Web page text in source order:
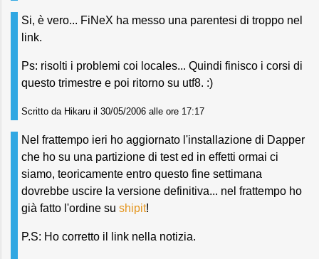
Si, è vero... FiNeX ha messo una parentesi di troppo nel
link.
Ps: risolti i problemi coi locales... Quindi finisco i corsi di
questo trimestre e poi ritorno su utf8. :)
Scritto da Hikaru il 30/05/2006 alle ore 17:17
Nel frattempo ieri ho aggiornato l'installazione di Dapper
che ho su una partizione di test ed in effetti ormai ci
siamo, teoricamente entro questo fine settimana
dovrebbe uscire la versione definitiva... nel frattempo ho
già fatto l'ordine su shipit!
P.S: Ho corretto il link nella notizia.